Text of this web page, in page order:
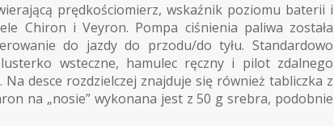
prędkościomierz, wskaźnik poziomu baterii i
Chiron i Veyron. Pompa ciśnienia paliwa została
do jazdy do przodu/do tyłu. Standardowo
wsteczne, hamulec ręczny i pilot zdalnego
Na desce rozdzielczej znajduje się również tabliczka z
na „nosie” wykonana jest z 50 g srebra, podobnie